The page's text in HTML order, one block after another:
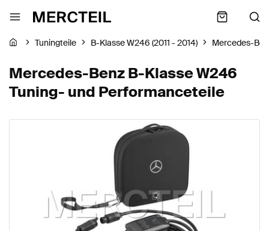
Tuningteile B-Klasse W246 (2011 - 2014) Mercedes-
Mercedes-Benz B-Klasse W246
Tuning- und Performanceteile